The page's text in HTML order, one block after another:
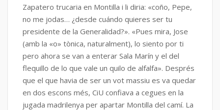
Zapatero trucaria en Montilla i li diria: «coño, Pepe,
no me jodas… ¿desde cuándo quieres ser tu
presidente de la Generalidad?». «Pues mira, Jose
(amb la «o» tònica, naturalment), lo siento por ti
pero ahora se van a enterar Sala Marín y el del
flequillo de lo que vale un quilo de alfalfa». Després
que el que havia de ser un vot massiu es va quedar
en dos escons més, CiU confiava a cegues en la
jugada madrilenya per apartar Montilla del camí. La